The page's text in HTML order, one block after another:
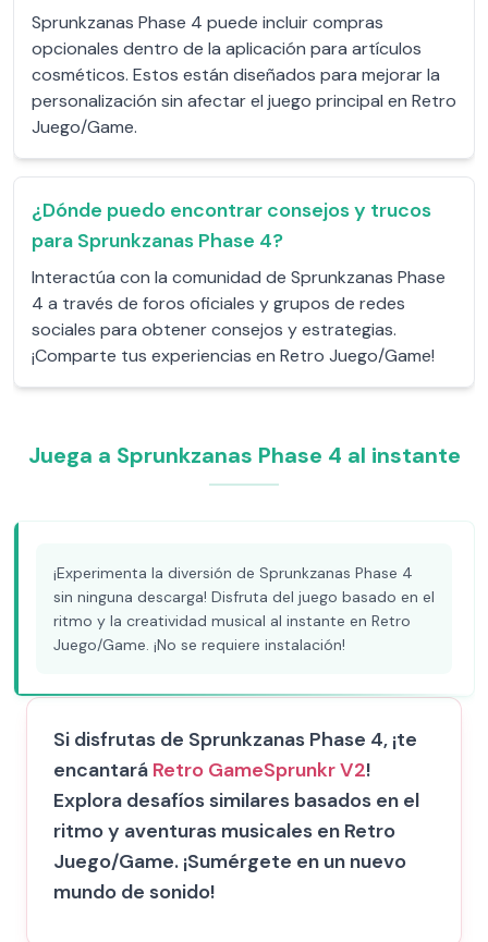
Sprunkzanas Phase 4 puede incluir compras
opcionales dentro de la aplicación para artículos
cosméticos. Estos están diseñados para mejorar la
personalización sin afectar el juego principal en Retro
Juego/Game.
¿Dónde puedo encontrar consejos y trucos
para Sprunkzanas Phase 4?
Interactúa con la comunidad de Sprunkzanas Phase
4 a través de foros oficiales y grupos de redes
sociales para obtener consejos y estrategias.
¡Comparte tus experiencias en Retro Juego/Game!
Juega a Sprunkzanas Phase 4 al instante
¡Experimenta la diversión de Sprunkzanas Phase 4
sin ninguna descarga! Disfruta del juego basado en el
ritmo y la creatividad musical al instante en Retro
Juego/Game. ¡No se requiere instalación!
Si disfrutas de Sprunkzanas Phase 4, ¡te
encantará Retro GameSprunkr V2!
Explora desafíos similares basados en el
ritmo y aventuras musicales en Retro
Juego/Game. ¡Sumérgete en un nuevo
mundo de sonido!